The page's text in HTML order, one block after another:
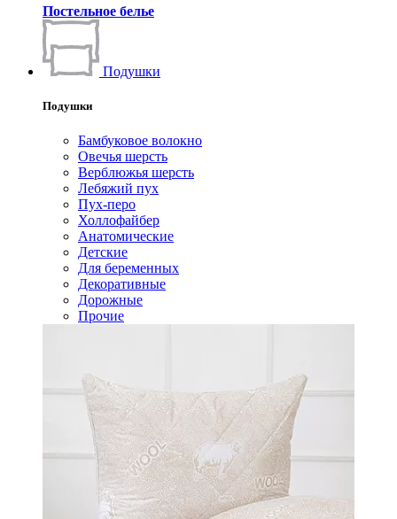
Постельное белье
Подушки
Подушки
Бамбуковое волокно
Овечья шерсть
Верблюжья шерсть
Лебяжий пух
Пух-перо
Холлофайбер
Анатомические
Детские
Для беременных
Декоративные
Дорожные
Прочие